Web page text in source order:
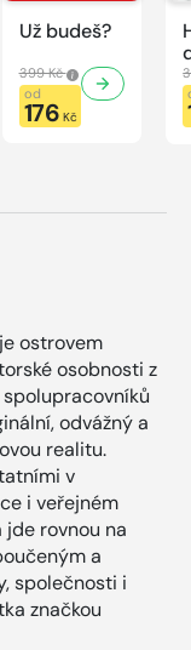
Už budeš?
399 Kč
od
176 Kč
ostrovem
osobnosti z
odvážný a
realitu.
v
i veřejném
rovnou na
a
společnosti i
značkou